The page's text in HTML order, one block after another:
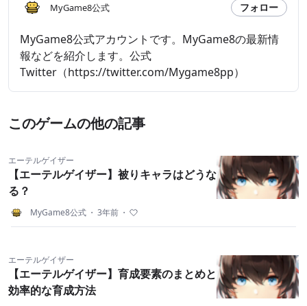
MyGame8公式 フォロー
MyGame8公式アカウントです。MyGame8の最新情
報などを紹介します。公式
Twitter（https://twitter.com/Mygame8pp）
このゲームの他の記事
エーテルゲイザー
【エーテルゲイザー】被りキャラはどうな
る？
MyGame8公式 ・ 3年前 ・
エーテルゲイザー
【エーテルゲイザー】育成要素のまとめと
効率的な育成方法